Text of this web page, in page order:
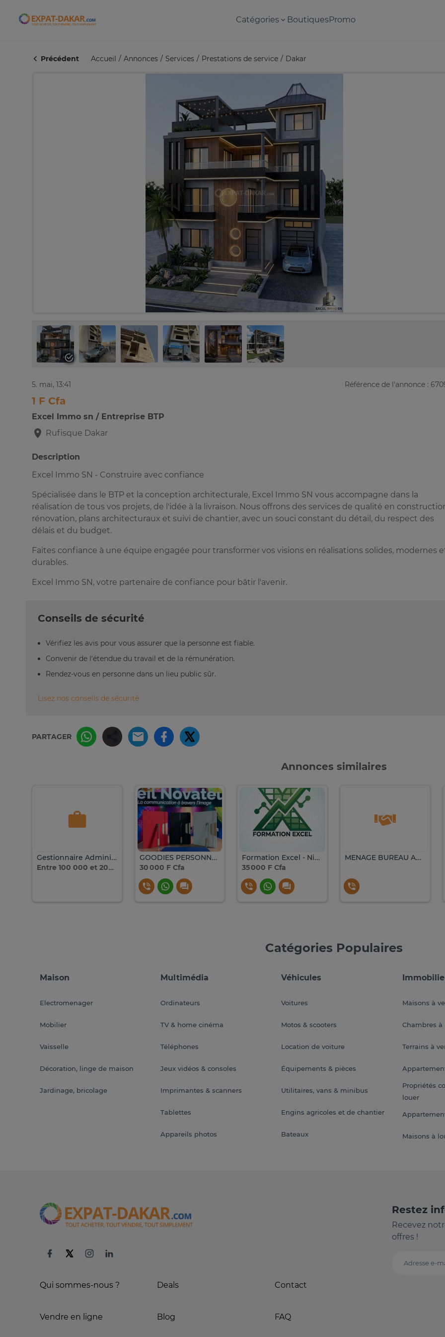
Expat-Dakar Catégories BoutiquesPromo
Précédent Accueil Annonces Services Prestations de service Dakar
5. mai, 13:41 Référence de l'annonce :
1 F Cfa
Excel Immo sn / Entreprise BTP
Rufisque Dakar
Description
Excel Immo SN - Construire avec confiance
Spécialisée dans le BTP et la conception architecturale, Excel Immo SN vous accompagne dans la
réalisation de tous vos projets, de l'idée à la livraison. Nous offrons des services de qualité en
rénovation, plans architecturaux et suivi de chantier, avec un souci constant du détail, du respect des
délais et du budget.
Faites confiance à une équipe engagée pour transformer vos visions en réalisations solides, modernes
durables.
Excel Immo SN, votre partenaire de confiance pour bâtir l'avenir.
Conseils de sécurité
Vérifiez les avis pour vous assurer que la personne est fiable.
Convenir de l’étendue du travail et de la rémunération.
Rendez-vous en personne dans un lieu public sûr.
Lisez nos conseils de sécurité
PARTAGER
Annonces similaires
Gestionnaire Administratif(ve) & Commercial(e) BTP
Entre 100 000 et 200 000
GOODIES PERSONNALISÉS ENTREPRISE À DAKAR
30 000 F Cfa
Formation Excel - Niveau Débutant à Avancé
35 000 F Cfa
MENAGE BUREAU APPARTEMENT OU ENTREPRISE
Catégories Populaires
Maison
Electromenager
Mobilier
Vaisselle
Décoration, linge de maison
Jardinage, bricolage
Multimédia
Ordinateurs
TV & home cinéma
Téléphones
Jeux vidéos & consoles
Imprimantes & scanners
Tablettes
Appareils photos
Véhicules
Voitures
Motos & scooters
Location de voiture
Équipements & pièces
Utilitaires, vans & minibus
Engins agricoles et de chantier
Bateaux
Maisons à
Chambres à
Terrains à
Propriétés
louer
Maisons à
Qui sommes-nous ?
Vendre en ligne
Deals
Blog
Contact
FAQ
Restez
Recevez
offres !
Adresse e-